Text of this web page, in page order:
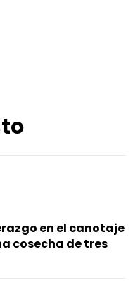
en el canotaje
cosecha de tres